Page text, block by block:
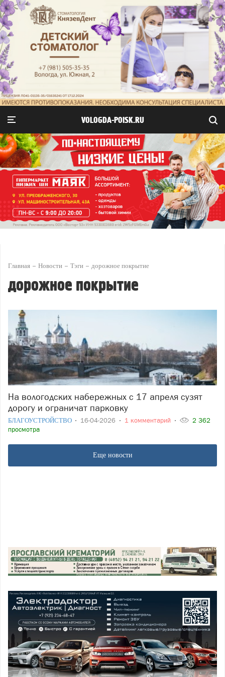
VOLOGDA-POISK.RU
Главная Новости Тэги дорожное покрытие
дорожное покрытие
На вологодских набережных с 17 апреля сузят
дорогу и ограничат парковку
БЛАГОУСТРОЙСТВО 16-04-2026 1 комментарий
2 362
просмотра
Еще новости